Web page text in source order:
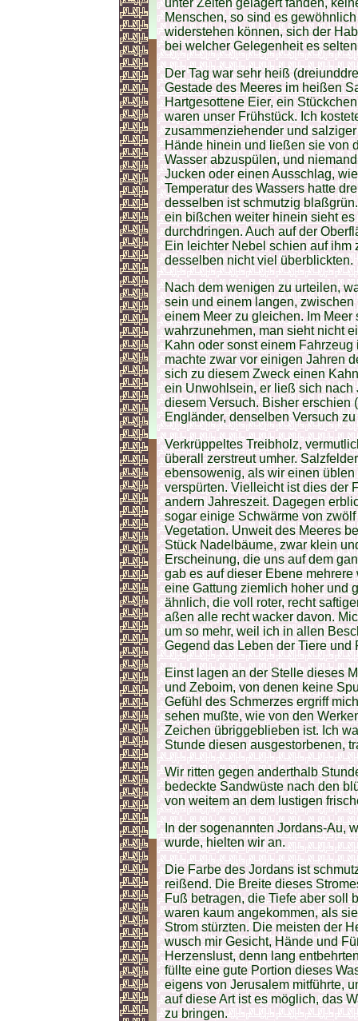
unter Zelten gelagert fanden,
Menschen, so sind es
widerstehen können, sich der
bei welcher Gelegenheit es
Der Tag war sehr heiß
Gestade des Meeres im heißen
Hartgesottene Eier, ein
waren unser Frühstück. Ich
zusammenziehender und
Hände hinein und ließen sie von
Wasser abzuspülen, und
Jucken oder einen Ausschlag,
Temperatur des Wassers hatte
desselben ist schmutzig
ein bißchen weiter hinein sieht
durchdringen. Auch auf der
Ein leichter Nebel schien auf ihm
desselben nicht viel überblickten.
Nach dem wenigen zu urteilen,
sein und einem langen,
einem Meer zu gleichen. Im
wahrzunehmen, man sieht nicht
Kahn oder sonst einem
machte zwar vor einigen Jahren
sich zu diesem Zweck einen
ein Unwohlsein, er ließ sich nach
diesem Versuch. Bisher erschien
Engländer, denselben Versuch
Verkrüppeltes Treibholz,
überall zerstreut umher.
ebensowenig, als wir einen
verspürten. Vielleicht ist dies der
andern Jahreszeit. Dagegen
sogar einige Schwärme von
Vegetation. Unweit des Meeres
Stück Nadelbäume, zwar klein
Erscheinung, die uns auf dem
gab es auf dieser Ebene
eine Gattung ziemlich hoher und
ähnlich, die voll roter, recht
aßen alle recht wacker davon.
um so mehr, weil ich in allen
Gegend das Leben der Tiere
Einst lagen an der Stelle dieses
und Zeboim, von denen keine
Gefühl des Schmerzes ergriff
sehen mußte, wie von den
Zeichen übriggeblieben ist. Ich
Stunde diesen ausgestorbenen,
Wir ritten gegen anderthalb
bedeckte Sandwüste nach den
von weitem an dem lustigen
In der sogenannten Jordans-Au,
wurde, hielten wir an.
Die Farbe des Jordans ist
reißend. Die Breite dieses
Fuß betragen, die Tiefe aber soll
waren kaum angekommen, als
Strom stürzten. Die meisten der
wusch mir Gesicht, Hände und
Herzenslust, denn lang
füllte eine gute Portion dieses
eigens von Jerusalem mitführte,
auf diese Art ist es möglich, das
zu bringen.